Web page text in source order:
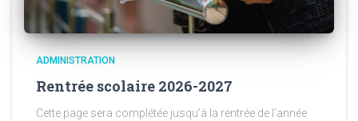
ADMINISTRATION
Rentrée scolaire 2026-2027
Cette page sera complétée jusqu’à la rentrée de l’année